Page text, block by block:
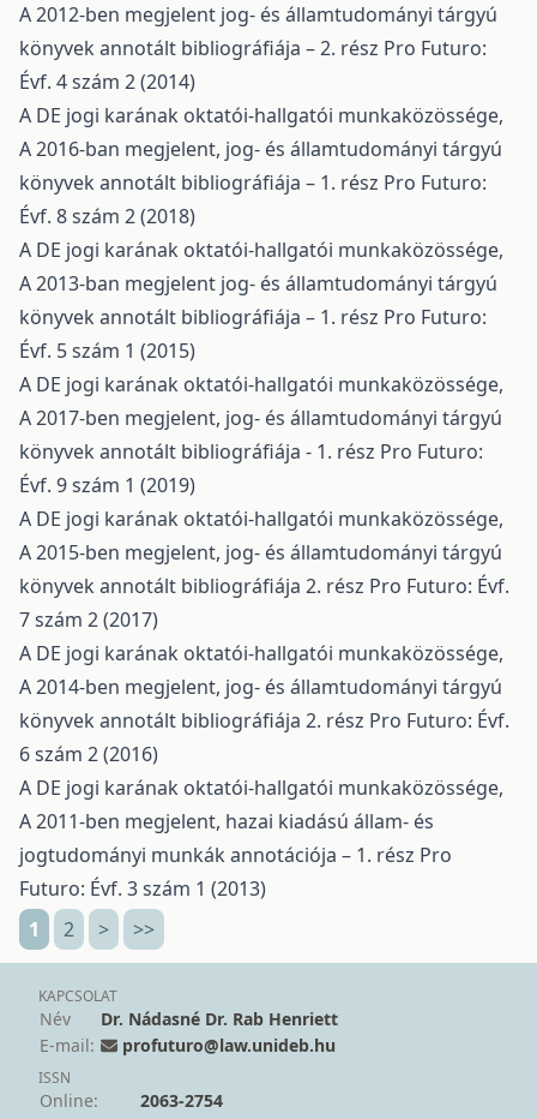
A 2012-ben megjelent jog- és államtudományi tárgyú
könyvek annotált bibliográfiája – 2. rész Pro Futuro:
Évf. 4 szám 2 (2014)
A DE jogi karának oktatói-hallgatói munkaközössége,
A 2016-ban megjelent, jog- és államtudományi tárgyú
könyvek annotált bibliográfiája – 1. rész Pro Futuro:
Évf. 8 szám 2 (2018)
A DE jogi karának oktatói-hallgatói munkaközössége,
A 2013-ban megjelent jog- és államtudományi tárgyú
könyvek annotált bibliográfiája – 1. rész Pro Futuro:
Évf. 5 szám 1 (2015)
A DE jogi karának oktatói-hallgatói munkaközössége,
A 2017-ben megjelent, jog- és államtudományi tárgyú
könyvek annotált bibliográfiája - 1. rész Pro Futuro:
Évf. 9 szám 1 (2019)
A DE jogi karának oktatói-hallgatói munkaközössége,
A 2015-ben megjelent, jog- és államtudományi tárgyú
könyvek annotált bibliográfiája 2. rész Pro Futuro: Évf.
7 szám 2 (2017)
A DE jogi karának oktatói-hallgatói munkaközössége,
A 2014-ben megjelent, jog- és államtudományi tárgyú
könyvek annotált bibliográfiája 2. rész Pro Futuro: Évf.
6 szám 2 (2016)
A DE jogi karának oktatói-hallgatói munkaközössége,
A 2011-ben megjelent, hazai kiadású állam- és
jogtudományi munkák annotációja – 1. rész Pro
Futuro: Évf. 3 szám 1 (2013)
1
2 > >>
KAPCSOLAT
Név
Dr. Nádasné Dr. Rab Henriett
E-mail:
profuturo@law.unideb.hu
ISSN
Online:
2063-2754